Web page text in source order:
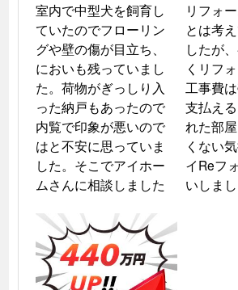
室内で中型犬を飼育し
ていたのでフローリン
グや壁の傷が目立ち、
においも残っていまし
た。荷物がぎっしり入
った納戸もあったので
内覧で印象が悪いので
はと不安に思っていま
した。そこでアイホー
ムさんに相談しました
リフォ
とは考
したが
くリフ
工事費
支払え
れた部
くない
イReフ
いしまし